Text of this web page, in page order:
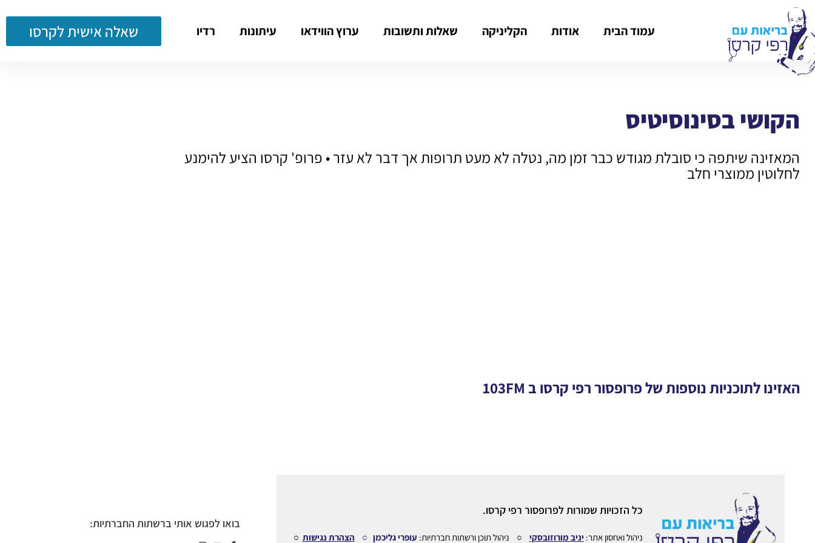
עמוד הבית אודות הקליניקה שאלות ותשובות ערוץ הווידאו עיתונות רדיו שאלה אישית לקרסו
הקושי בסינוסיטיס
המאזינה שיתפה כי סובלת מגודש כבר זמן מה, נטלה לא מעט תרופות אך דבר לא עזר • פרופ' קרסו הציע להימנע
לחלוטין ממוצרי חלב
האזינו לתוכניות נוספות של פרופסור רפי קרסו ב 103FM
כל הזכויות שמורות לפרופסור רפי קרסו.
ניהול ואחסון אתר: יניב מורוזובסקי ○ ניהול תוכן ורשתות חברתיות: עופרי גליכמן ○ הצהרת נגישות ○
בואו לפגוש אותי ברשתות החברתיות: